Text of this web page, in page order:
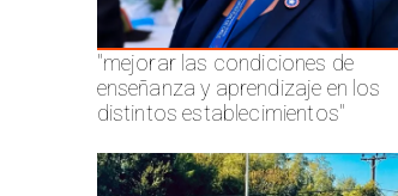
"mejorar las condiciones de
enseñanza y aprendizaje en los
distintos establecimientos"